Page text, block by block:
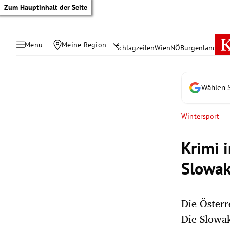
Zum Hauptinhalt der Seite
Menü Meine Region SchlagzeilenWienNÖBurgenland
Wählen
Wintersport
Krimi
Die
Die